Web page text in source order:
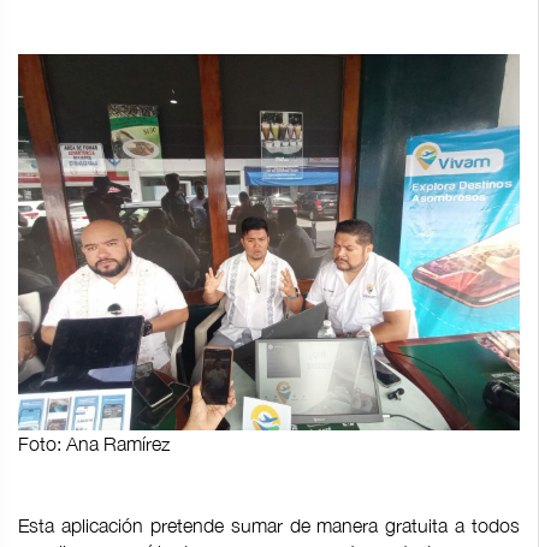
Foto: Ana Ramírez
Esta aplicación pretende sumar de manera gratuita a todos